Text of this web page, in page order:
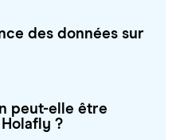
des données sur
peut-elle être
?